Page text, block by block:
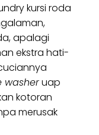
kursi roda
apalagi
ekstra hati-
washeruap
kotoran
merusak